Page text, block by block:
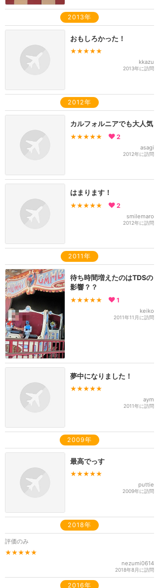
2013年
おもしろかった！
★★★★★
kkazu
2013年に訪問
2012年
カルフォルニアでも大人気
★★★★★ 2
asagi
2012年に訪問
はまります！
★★★★★ 2
smilemaro
2012年に訪問
2011年
待ち時間増えたのはTDSの
影響？？
★★★★★ 1
keiko
2011年11月に訪問
夢中になりました！
★★★★★
aym
2011年に訪問
2009年
最高でっす
★★★★★
puttie
2009年に訪問
2018年
評価のみ
★★★★★
nezumi0614
2018年8月に訪問
2016年